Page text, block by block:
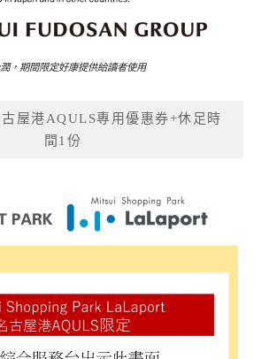
，期間限定好康提供給讀者使用
屋港AQULS專用優惠券+休足時
間1份